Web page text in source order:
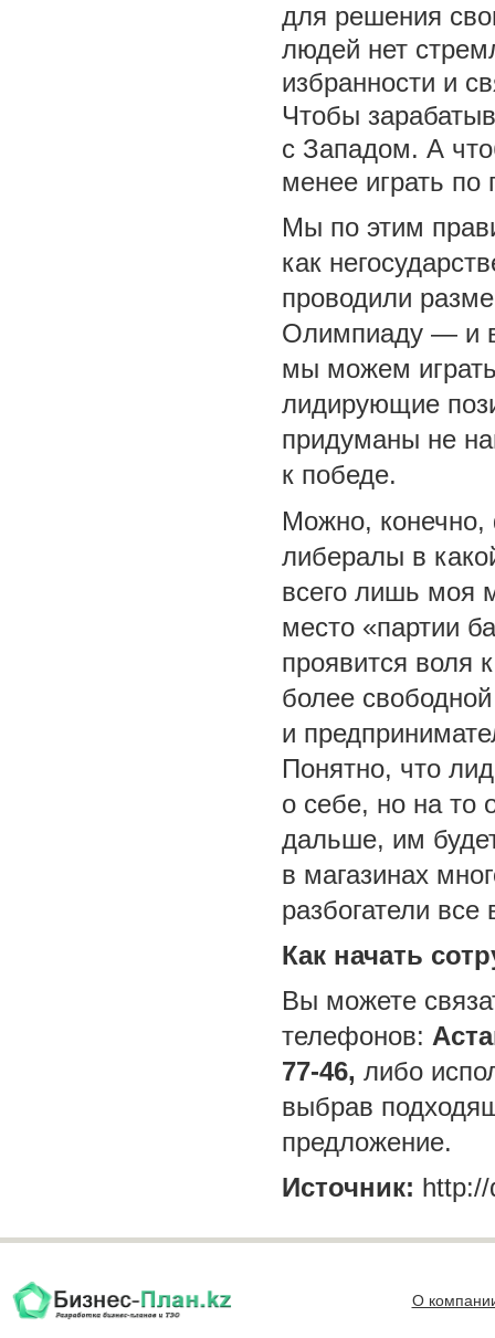
для решения
людей нет
избранности и
Чтобы
с Западом. А
менее играть
Мы по этим
как
проводили
Олимпиаду — и
мы можем
лидирующие
придуманы не
к победе.
Можно, конечно,
либералы в
всего лишь моя
место «партии
проявится воля
более
и
Понятно, что
о себе, но на то
дальше, им
в магазинах
разбогатели все
Как начать
Вы можете
телефонов:
77-46, либо
выбрав
предложение.
Источник: http://
О